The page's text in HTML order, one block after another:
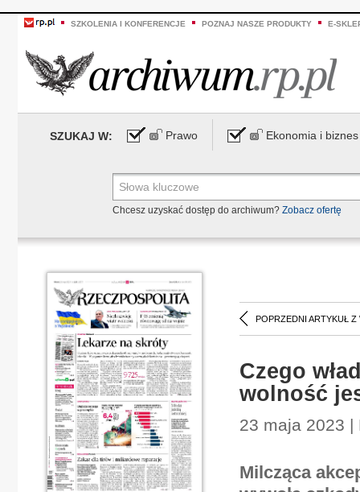
SZKOLENIA I KONFERENCJE POZNAJ NASZE PRODUKTY E-
SZUKAJ W: Prawo Ekonomia i biznes
Chcesz uzyskać dostęp do archiwum? Zobacz ofertę
POPRZEDNI ARTYKUŁ Z
Czego
wolność
23 maja 2023 |
Milcząca